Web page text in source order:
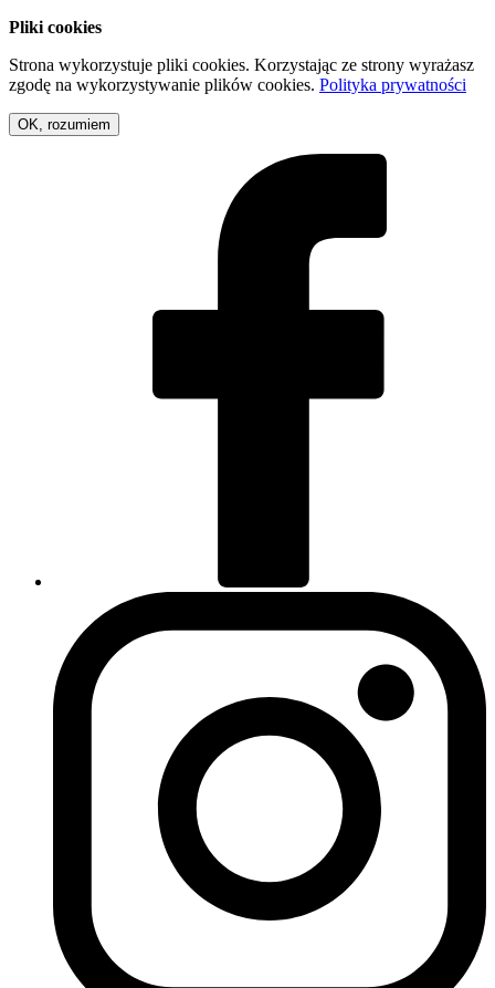
Pliki cookies
Strona wykorzystuje pliki cookies. Korzystając ze strony wyrażasz
zgodę na wykorzystywanie plików cookies. Polityka prywatności
OK, rozumiem